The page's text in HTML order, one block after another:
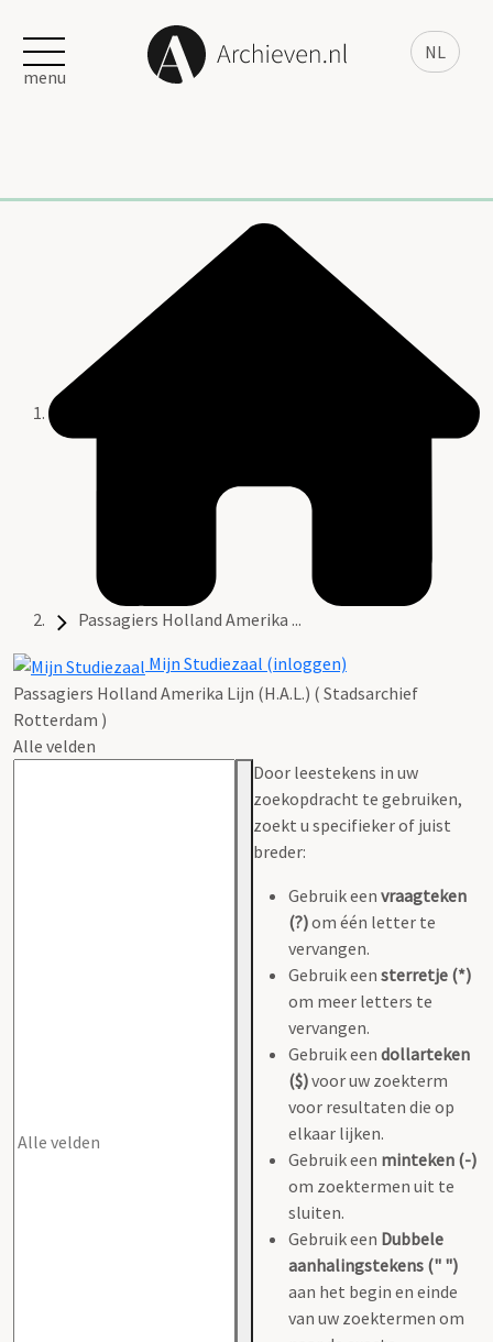
NL
menu
Passagiers Holland Amerika ...
Mijn Studiezaal (inloggen)
Passagiers Holland Amerika Lijn (H.A.L.) ( Stadsarchief
Rotterdam )
Alle velden
Door leestekens in uw
zoekopdracht te gebruiken,
zoekt u specifieker of juist
breder:
Gebruik een vraagteken
(?)om één letter te
vervangen.
Gebruik een sterretje (*)
om meer letters te
vervangen.
Gebruik een dollarteken
($)voor uw zoekterm
voor resultaten die op
elkaar lijken.
Gebruik een minteken (-)
om zoektermen uit te
sluiten.
Gebruik een Dubbele
aanhalingstekens (" ")
aan het begin en einde
van uw zoektermen om